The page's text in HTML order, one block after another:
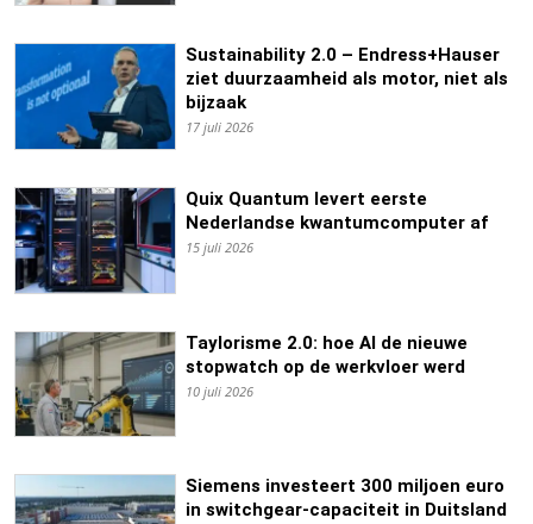
Sustainability 2.0 – Endress+Hauser
ziet duurzaamheid als motor, niet als
bijzaak
17 juli 2026
Quix Quantum levert eerste
Nederlandse kwantumcomputer af
15 juli 2026
Taylorisme 2.0: hoe AI de nieuwe
stopwatch op de werkvloer werd
10 juli 2026
Siemens investeert 300 miljoen euro
in switchgear-capaciteit in Duitsland